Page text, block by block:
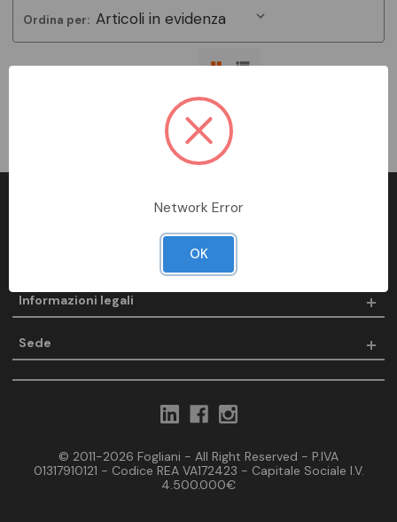
Ordina per:
Non ci sono prodotti in questa categoria.
Informazioni legali
Sede
© 2011-2026 Fogliani - All Right Reserved - P.IVA
01317910121 - Codice REA VA172423 - Capitale Sociale I.V.
4.500.000€
Network Error
OK